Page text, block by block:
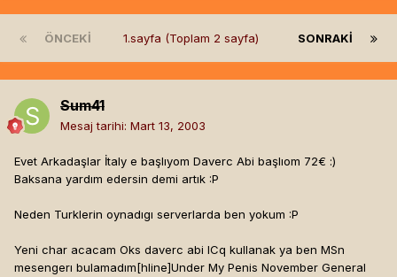
ÖNCEKI SONRAKI
1.sayfa (Toplam 2 sayfa)
Sum41
Mesaj tarihi: Mart 13, 2003
Evet Arkadaşlar İtaly e başlıyom Daverc Abi başlıom 72€ :)
Baksana yardım edersin demi artık :P
Neden Turklerin oynadıgı serverlarda ben yokum :P
Yeni char acacam Oks daverc abi ICq kullanak ya ben MSn
mesengerı bulamadım[hline]Under My Penis November General